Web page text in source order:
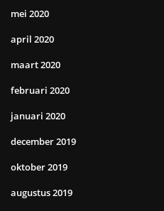
mei 2020
april 2020
maart 2020
februari 2020
januari 2020
december 2019
oktober 2019
augustus 2019